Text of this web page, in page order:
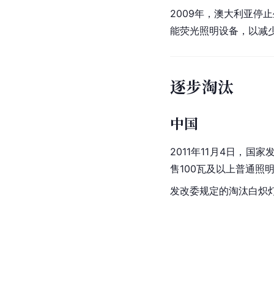
2009年，澳大利亚停
能荧光照明设备，以减
逐步淘汰
中国
2011年11月4日，国家
售100瓦及以上普通照
发改委规定的淘汰白炽